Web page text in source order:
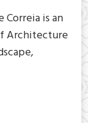
Correia is an
Architecture